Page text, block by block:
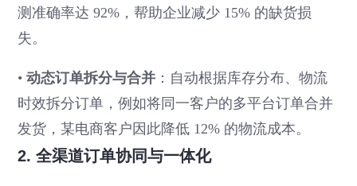
测准确率达 92%，帮助企业减少 15% 的缺货损
失。
•动态订单拆分与合并 ：自动根据库存分布、物流
时效拆分订单，例如将同一客户的多平台订单合并
发货，某电商客户因此降低 12% 的物流成本。
2. 全渠道订单协同与一体化